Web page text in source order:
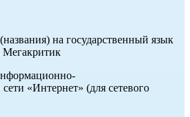
на государственный язык
Мегакритик
«Интернет» (для сетевого